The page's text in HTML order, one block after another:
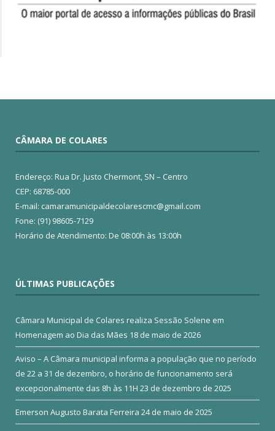
CÂMARA DE COLARES
Endereço: Rua Dr. Justo Chermont, SN – Centro
CEP: 68785-000
E-mail: camaramunicipaldecolarescmc@gmail.com
Fone: (91) 98605-7129
Horário de Atendimento: De 08:00h às 13:00h
ÚLTIMAS PUBLICAÇÕES
Câmara Municipal de Colares realiza Sessão Solene em
Homenagem ao Dia das Mães 18 de maio de 2026
Aviso – A Câmara municipal informa a população que no período
de 22 a 31 de dezembro, o horário de funcionamento será
excepcionalmente das 8h às 11H 23 de dezembro de 2025
Emerson Augusto Barata Ferreira 24 de maio de 2025